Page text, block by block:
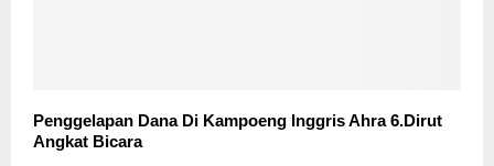
Penggelapan Dana Di Kampoeng Inggris Ahra 6.Dirut
Angkat Bicara